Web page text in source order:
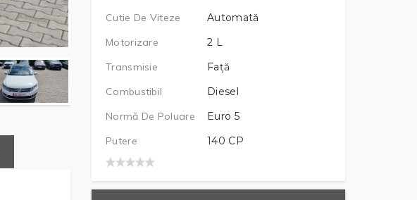
Cutie De Viteze
Automată
Motorizare
2 L
Transmisie
Față
Combustibil
Diesel
Normă De Poluare
Euro 5
Putere
140 CP